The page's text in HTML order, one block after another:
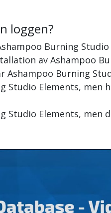
loggen?
Burning Studio
av Ashampoo
Ashampoo Burning
Studio Elements, men
Studio Elements, men